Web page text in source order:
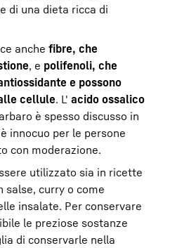
di una dieta ricca di
anche fibre, che
, e polifenoli, che
e possono
cellule. L' acido ossalico
è spesso discusso in
innocuo per le persone
con moderazione.
utilizzato sia in ricette
salse, curry o come
insalate. Per conservare
le preziose sostanze
di conservarle nella